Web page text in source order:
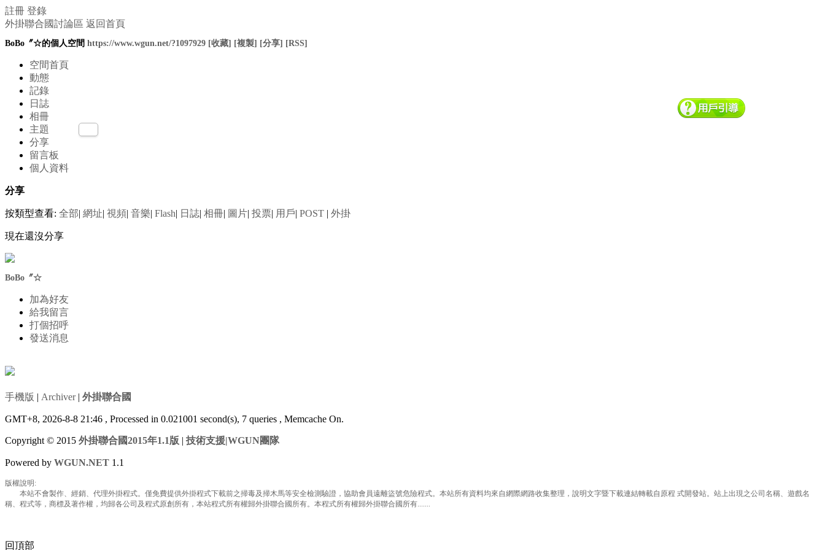
註冊 登錄
外掛聯合國討論區 返回首頁
BoBo〞☆的個人空間 https://www.wgun.net/?1097929 [收藏] [複製] [分享] [RSS]
空間首頁
動態
記錄
日誌
相冊
主題
分享
留言板
個人資料
分享
按類型查看: 全部| 網址| 視頻| 音樂| Flash| 日誌| 相冊| 圖片| 投票| 用戶| POST | 外掛
現在還沒分享
BoBo〞☆
加為好友
給我留言
打個招呼
發送消息
手機版 | Archiver| 外掛聯合國
GMT+8, 2026-8-8 21:46 , Processed in 0.021001 second(s), 7 queries , Memcache On.
Copyright © 2015 外掛聯合國2015年1.1版 | 技術支援|WGUN團隊
Powered by WGUN.NET 1.1
版權說明:
本站不會製作、經銷、代理外掛程式。僅免費提供外掛程式下載前之掃毒及掃木馬等安全檢測驗證，協助會員遠離盜號危險程式。本站所有資料均來自網際網路收集整理，說明文字暨下載連結轉載自原程 式開發站。站上出現之公司名稱、遊戲名
稱、程式等，商標及著作權，均歸各公司及程式原創所有，本站程式所有權歸外掛聯合國所有。本程式所有權歸外掛聯合國所有.......
回頂部